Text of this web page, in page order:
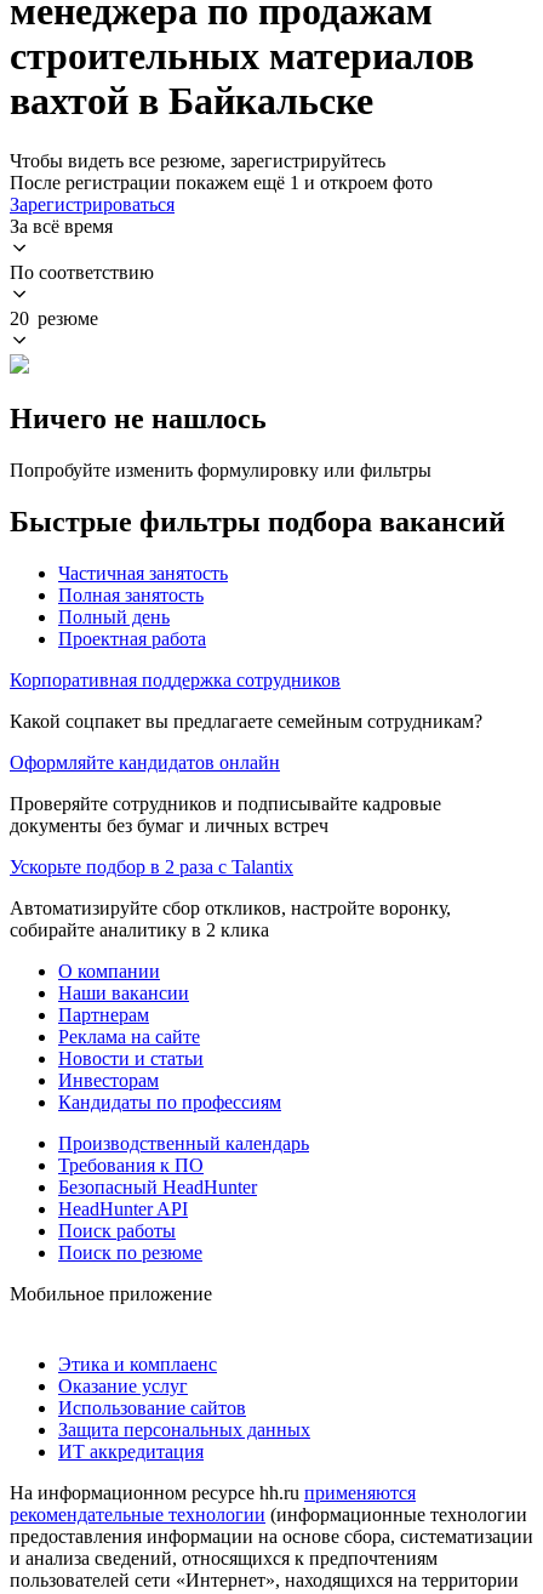
менеджера по продажам
строительных материалов
вахтой в Байкальске
Чтобы видеть все резюме, зарегистрируйтесь
После регистрации покажем ещё 1 и откроем фото
Зарегистрироваться
За всё время
По соответствию
20 резюме
Ничего не нашлось
Попробуйте изменить формулировку или фильтры
Быстрые фильтры подбора вакансий
Частичная занятость
Полная занятость
Полный день
Проектная работа
Корпоративная поддержка сотрудников
Какой соцпакет вы предлагаете семейным сотрудникам?
Оформляйте кандидатов онлайн
Проверяйте сотрудников и подписывайте кадровые
документы без бумаг и личных встреч
Ускорьте подбор в 2 раза с Talantix
Автоматизируйте сбор откликов, настройте воронку,
собирайте аналитику в 2 клика
О компании
Наши вакансии
Партнерам
Реклама на сайте
Новости и статьи
Инвесторам
Кандидаты по профессиям
Производственный календарь
Требования к ПО
Безопасный HeadHunter
HeadHunter API
Поиск работы
Поиск по резюме
Мобильное приложение
Этика и комплаенс
Оказание услуг
Использование сайтов
Защита персональных данных
ИТ аккредитация
На информационном ресурсе hh.ru применяются
рекомендательные технологии (информационные технологии
предоставления информации на основе сбора, систематизации
и анализа сведений, относящихся к предпочтениям
пользователей сети «Интернет», находящихся на территории